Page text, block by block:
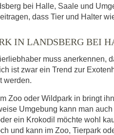
bei Halle, Saale und
dass Tier und Halter
IN LANDSBERG BEI
muss anerkennen,
ist zwar ein Trend zur
werden.
Zoo oder Wildpark in bringt
Umgebung kann man
ein Krokodil möchte wohl
und kann im Zoo, Tierpark